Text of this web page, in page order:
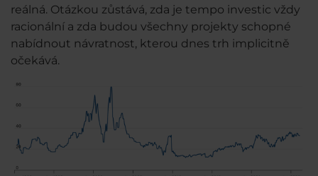
reálná. Otázkou zůstává, zda je tempo investic vždy
racionální a zda budou všechny projekty schopné
nabídnout návratnost, kterou dnes trh implicitně
očekává.